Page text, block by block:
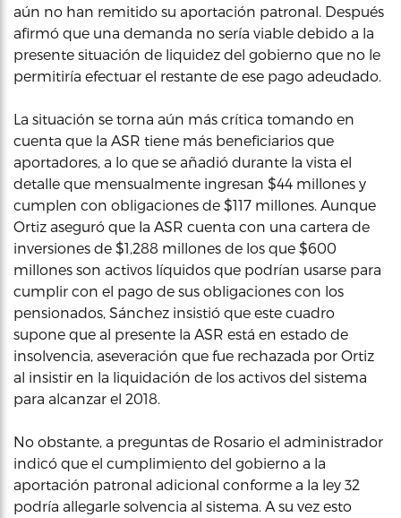
aún no han remitido su aportación patronal. Después
afirmó que una demanda no sería viable debido a la
presente situación de liquidez del gobierno que no le
permitiría efectuar el restante de ese pago adeudado.
La situación se torna aún más crítica tomando en
cuenta que la ASR tiene más beneficiarios que
aportadores, a lo que se añadió durante la vista el
detalle que mensualmente ingresan $44 millones y
cumplen con obligaciones de $117 millones. Aunque
Ortiz aseguró que la ASR cuenta con una cartera de
inversiones de $1,288 millones de los que $600
millones son activos líquidos que podrían usarse para
cumplir con el pago de sus obligaciones con los
pensionados, Sánchez insistió que este cuadro
supone que al presente la ASR está en estado de
insolvencia, aseveración que fue rechazada por Ortiz
al insistir en la liquidación de los activos del sistema
para alcanzar el 2018.
No obstante, a preguntas de Rosario el administrador
indicó que el cumplimiento del gobierno a la
aportación patronal adicional conforme a la ley 32
podría allegarle solvencia al sistema. A su vez esto